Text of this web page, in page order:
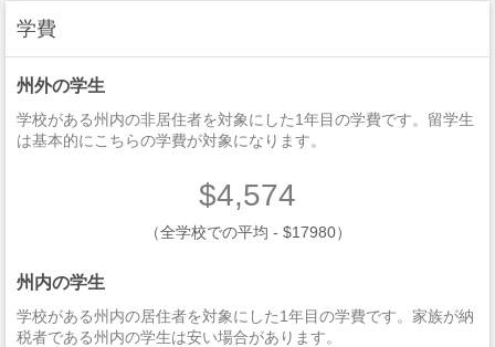
学費
州外の学生
学校がある州内の非居住者を対象にした1年目の学費です。留学生
は基本的にこちらの学費が対象になります。
$4,574
（全学校での平均 - $17980）
州内の学生
学校がある州内の居住者を対象にした1年目の学費です。家族が納
税者である州内の学生は安い場合があります。